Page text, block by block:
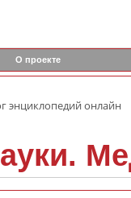
О проекте
энциклопедий онлайн